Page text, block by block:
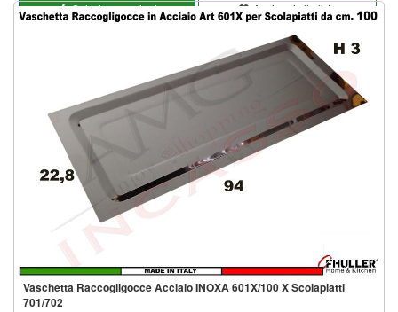
Seleziona opzioni
Aggiungi alla lista
Vaschetta Raccogligocce Acciaio INOXA 601X/100 X Scolapiatti
701/702